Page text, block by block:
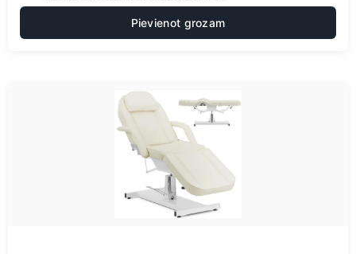
Pievienot grozam